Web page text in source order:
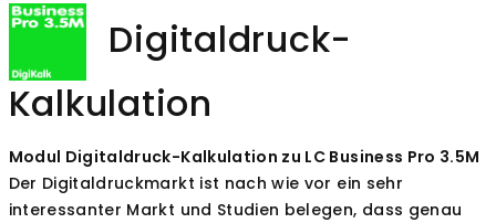
Digitaldruck-
Kalkulation
Modul Digitaldruck-Kalkulation zu LC Business Pro 3.5M
Der Digitaldruckmarkt ist nach wie vor ein sehr
interessanter Markt und Studien belegen, dass genau